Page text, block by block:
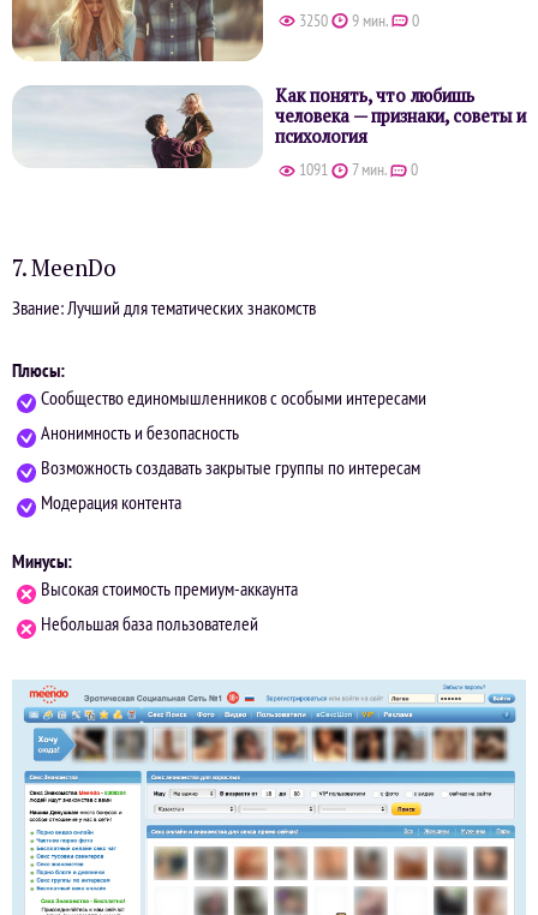
3250 9 мин. 0
Как понять, что любишь
человека — признаки, советы и
психология
1091 7 мин. 0
7. MeenDo
Звание: Лучший для тематических знакомств
Плюсы:
Сообщество единомышленников с особыми интересами
Анонимность и безопасность
Возможность создавать закрытые группы по интересам
Модерация контента
Минусы:
Высокая стоимость премиум-аккаунта
Небольшая база пользователей